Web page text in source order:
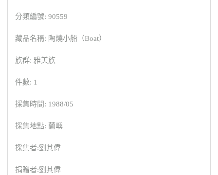
分類編號: 90559
藏品名稱: 陶燒小船（Boat）
族群: 雅美族
件數: 1
採集時間: 1988/05
採集地點: 蘭嶼
採集者:劉其偉
捐贈者:劉其偉